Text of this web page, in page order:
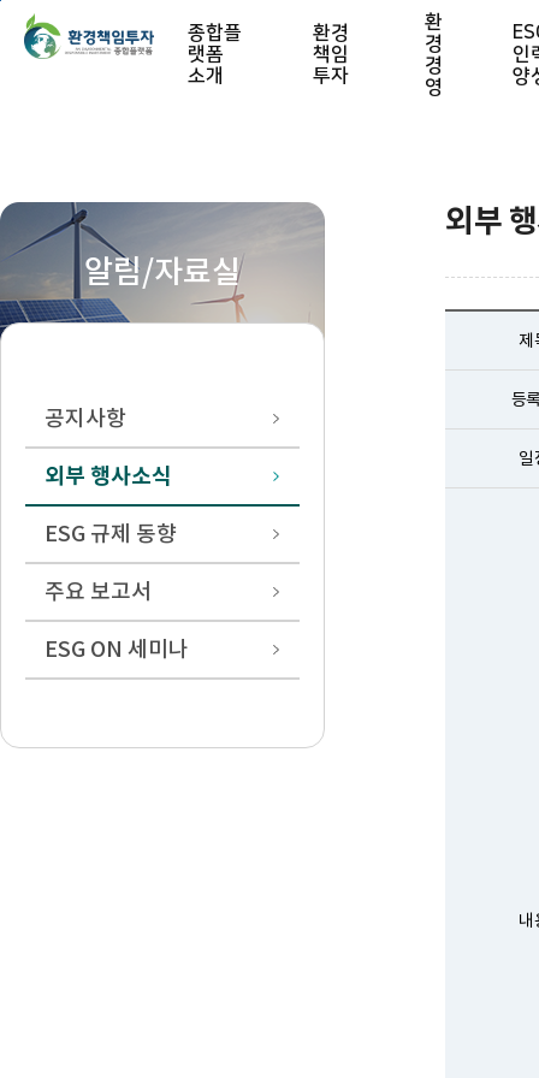
본문 바로가기
종합플
랫폼
소개
환경
책임
투자
환
경
경
영
인
양
알림/자료실
공지사항
외부 행사소식
ESG 규제 동향
주요 보고서
ESG ON 세미나
외부
제
등
일
내